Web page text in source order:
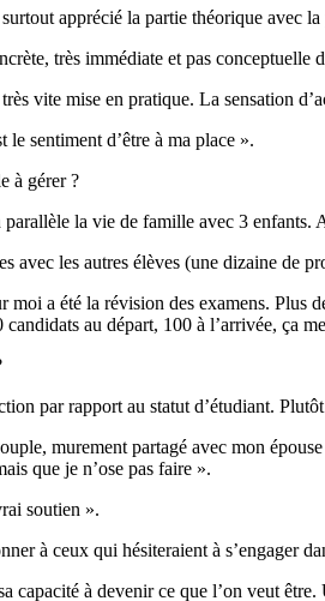
apprécié la partie théorique avec
très immédiate et pas conceptuelle
vite mise en pratique. La sensation
sentiment d’être à ma place ».
à gérer ?
la vie de famille avec 3 enfants.
avec les autres élèves (une dizaine de
a été la révision des examens. Plus
au départ, 100 à l’arrivée, ça
par rapport au statut d’étudiant.
murement partagé avec mon
que je n’ose pas faire ».
soutien ».
à ceux qui hésiteraient à s’engager
capacité à devenir ce que l’on veut